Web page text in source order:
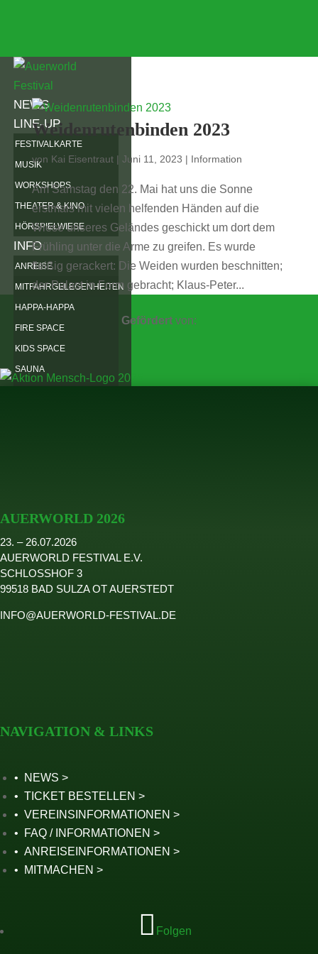
NEWS
LINE-UP
FESTIVALKARTE
MUSIK
WORKSHOPS
THEATER & KINO
HÖRSPIELWIESE
INFO
ANREISE
MITFAHRGELEGENHEITEN
HAPPA-HAPPA
FIRE SPACE
KIDS SPACE
SAUNA
WEIDENRUTENPALAST
WEIDENRUTENBINDEN
VEREIN
ARCHIV
Weidenrutenbinden 2023
von Kai Eisentraut| Juni 11, 2023 | Information
Am Samstag den 22. Mai hat uns die Sonne
erstmals mit vielen helfenden Händen auf die
Wiese unseres Geländes geschickt um dort dem
Frühling unter die Arme zu greifen. Es wurde
fleißig gerackert: Die Weiden wurden beschnitten;
der Palast in Form gebracht; Klaus-Peter...
Gefördert von:
AUERWORLD 2026
23. – 26.07.2026
AUERWORLD FESTIVAL E.V.
SCHLOSSHOF 3
99518 BAD SULZA OT AUERSTEDT
INFO@AUERWORLD-FESTIVAL.DE
NAVIGATION & LINKS
NEWS
TICKET BESTELLEN
VEREINSINFORMATIONEN
FAQ / INFORMATIONEN
ANREISEINFORMATIONEN
MITMACHEN
Folgen